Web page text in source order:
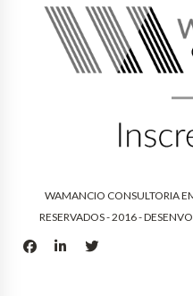
WAMANCIO CONSULTORIA
RESERVADOS - 2016 -